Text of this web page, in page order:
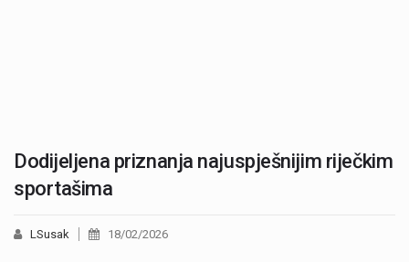
Dodijeljena priznanja najuspješnijim riječkim
sportašima
LSusak 18/02/2026